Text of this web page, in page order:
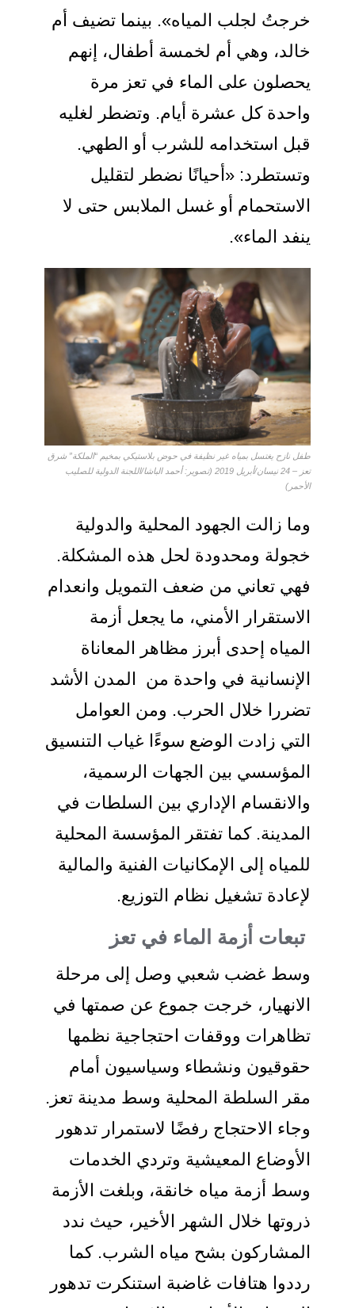
خرجتُ لجلب المياه». بينما تضيف أم
خالد، وهي أم لخمسة أطفال، إنهم
يحصلون على الماء في تعز مرة
واحدة كل عشرة أيام. وتضطر لغليه
قبل استخدامه للشرب أو الطهي.
وتستطرد: «أحيانًا نضطر لتقليل
الاستحمام أو غسل الملابس حتى لا
ينفد الماء».
طفل نازح يغتسل بمياه غير نظيفة في حوض بلاستيكي بمخيم “الملكة” شرق
تعز – 24 نيسان/أبريل 2019 (تصوير: أحمد الباشا/اللجنة الدولية للصليب
الأحمر)
وما زالت الجهود المحلية والدولية
خجولة ومحدودة لحل هذه المشكلة.
فهي تعاني من ضعف التمويل وانعدام
الاستقرار الأمني، ما يجعل أزمة
المياه إحدى أبرز مظاهر المعاناة
الإنسانية في واحدة من المدن الأشد
تضررا خلال الحرب. ومن العوامل
التي زادت الوضع سوءًا غياب التنسيق
المؤسسي بين الجهات الرسمية،
والانقسام الإداري بين السلطات في
المدينة. كما تفتقر المؤسسة المحلية
للمياه إلى الإمكانيات الفنية والمالية
لإعادة تشغيل نظام التوزيع.
تبعات أزمة الماء في تعز
وسط غضب شعبي وصل إلى مرحلة
الانهيار، خرجت جموع عن صمتها في
تظاهرات ووقفات احتجاجية نظمها
حقوقيون ونشطاء وسياسيون أمام
مقر السلطة المحلية وسط مدينة تعز.
وجاء الاحتجاج رفضًا لاستمرار تدهور
الأوضاع المعيشية وتردي الخدمات
وسط أزمة مياه خانقة، وبلغت الأزمة
ذروتها خلال الشهر الأخير، حيث ندد
المشاركون بشح مياه الشرب. كما
رددوا هتافات غاضبة استنكرت تدهور